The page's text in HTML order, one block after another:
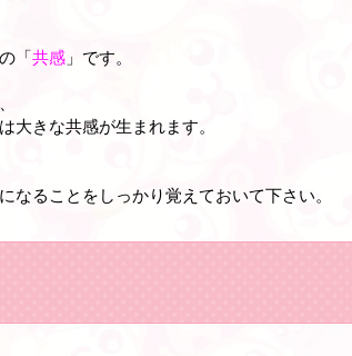
「共感 」です。
大きな共感が生まれます。
なることをしっかり覚えておいて下さい。